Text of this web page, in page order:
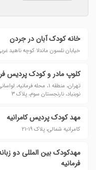
خانه کودک آبان در جردن
خيابان نلسون ماندلا كوچه ناهيد
کلوپ مادر و کودک پردیس
تهران، منطقه ۱، محله
نوبنیاد، نارنجستان سوم، پلاک ۳
مهد کودک پردیس کامرانیه
کامرانیه شمالی، پلاک ۱۹-۲۱
مهدکودک بین المللی دو
فرمانیه